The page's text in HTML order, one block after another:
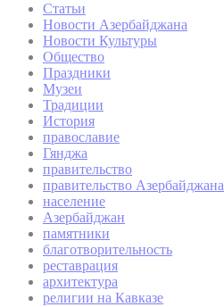
Статьи
Новости Азербайджана
Новости Культуры
Общество
Праздники
Музеи
Традиции
История
православие
Гянджа
правительство
правительство Азербайджана
население
Азербайджан
памятники
благотворительность
реставрация
архитектура
религии на Кавказе